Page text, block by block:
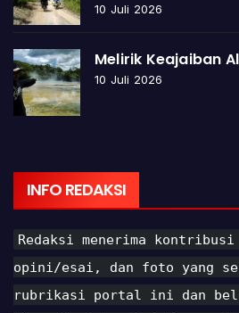
10 Juli 2026
Melirik Keajaiban
10 Juli 2026
INFO REDAKSI
Redaksi menerima
opini/esai, dan foto yang
rubrikasi portal ini dan